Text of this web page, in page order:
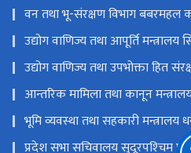
वन तथा भू-संरक्षण विभाग बबरमहल
उद्योग वाणिज्य तथा आपूर्ति मन्त्रालय
उद्योग वाणिज्य तथा उपभोक्ता हित
आन्तरिक मामिला तथा कानून
भूमि व्यवस्था तथा सहकारी मन्त्रालय
प्रदेश सभा सचिवालय सुदूरपश्‍चिम